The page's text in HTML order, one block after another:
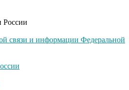
России
связи и информации Федеральной